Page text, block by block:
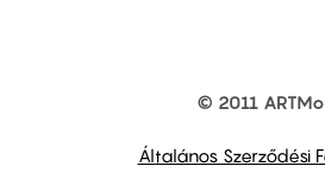
© 2011
Általános Szerződési